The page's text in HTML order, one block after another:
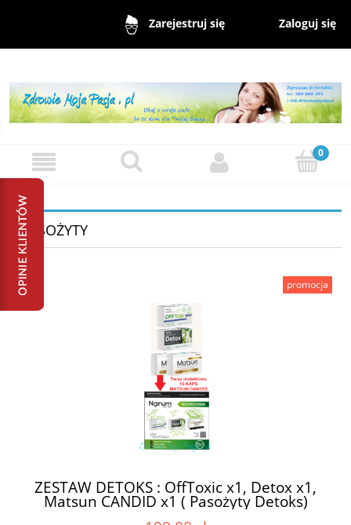
Zarejestruj się Zaloguj się
PASOŻYTY
ZESTAW DETOKS : OffToxic x1, Detox x1,
Matsun CANDID x1 ( Pasożyty Detoks)
Oczyszczanie
promocja